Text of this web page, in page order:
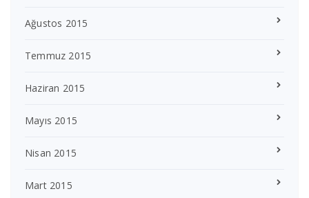
Ağustos 2015
Temmuz 2015
Haziran 2015
Mayıs 2015
Nisan 2015
Mart 2015